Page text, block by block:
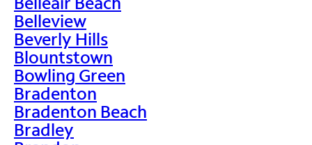
Belleview
Beverly Hills
Blountstown
Bowling Green
Bradenton
Bradenton Beach
Bradley